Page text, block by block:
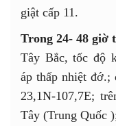
giật cấp 11.
Trong 24- 48 giờ
Tây Bắc, tốc độ
áp thấp nhiệt
23,1N-107,7E;
Tây (Trung Quốc